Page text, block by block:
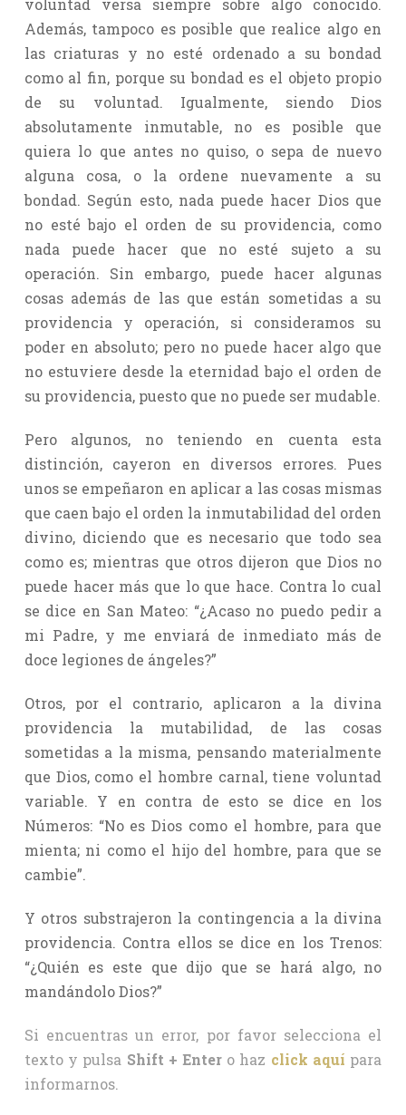
voluntad versa siempre sobre algo conocido.
Además, tampoco es posible que realice algo en
las criaturas y no esté ordenado a su bondad
como al fin, porque su bondad es el objeto propio
de su voluntad. Igualmente, siendo Dios
absolutamente inmutable, no es posible que
quiera lo que antes no quiso, o sepa de nuevo
alguna cosa, o la ordene nuevamente a su
bondad. Según esto, nada puede hacer Dios que
no esté bajo el orden de su providencia, como
nada puede hacer que no esté sujeto a su
operación. Sin embargo, puede hacer algunas
cosas además de las que están sometidas a su
providencia y operación, si consideramos su
poder en absoluto; pero no puede hacer algo que
no estuviere desde la eternidad bajo el orden de
su providencia, puesto que no puede ser mudable.
Pero algunos, no teniendo en cuenta esta
distinción, cayeron en diversos errores. Pues
unos se empeñaron en aplicar a las cosas mismas
que caen bajo el orden la inmutabilidad del orden
divino, diciendo que es necesario que todo sea
como es; mientras que otros dijeron que Dios no
puede hacer más que lo que hace. Contra lo cual
se dice en San Mateo: “¿Acaso no puedo pedir a
mi Padre, y me enviará de inmediato más de
doce legiones de ángeles?”
Otros, por el contrario, aplicaron a la divina
providencia la mutabilidad, de las cosas
sometidas a la misma, pensando materialmente
que Dios, como el hombre carnal, tiene voluntad
variable. Y en contra de esto se dice en los
Números: “No es Dios como el hombre, para que
mienta; ni como el hijo del hombre, para que se
cambie”.
Y otros substrajeron la contingencia a la divina
providencia. Contra ellos se dice en los Trenos:
“¿Quién es este que dijo que se hará algo, no
mandándolo Dios?”
Si encuentras un error, por favor selecciona el
texto y pulsa Shift + Enter o haz click aquí para
informarnos.